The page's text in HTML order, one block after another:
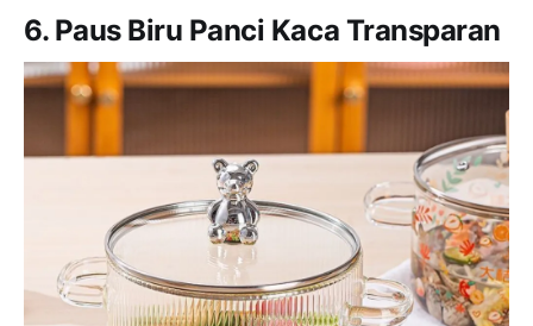
6. Paus Biru Panci Kaca Transparan